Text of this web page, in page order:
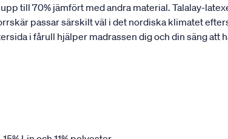
till 70% jämfört med andra material. Talalay-
passar särskilt väl i det nordiska klimatet
i fårull hjälper madrassen dig och din säng att